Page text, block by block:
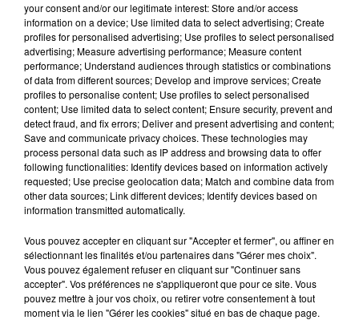
public comme un "séducteur romantique", sans attache
sentimentale sérieuse, et cette situation oblige le couple à
se cacher. Après cinq ans, France Gall ne supporte plus la vie
que Julien Clerc lui propose et finit par le quitter.
France, nous avions 20 ans, des bonheurs, des chagrins.
Une part de ma vie s'en va avec toi. Julien
— Julien Clerc (@JulienClerc_Off)7 janvier 2018
En 1973, la chanteuse rencontre Michel Berger. En 1974, il lui
écrit les paroles du titre « La déclaration d’amour », un
morceau qui relancera durablement la carrière de France
piano debout », « Résiste », « Évidemment »…
your consent and/or our legitimate interest: Store and/or access
information on a device; Use limited data to select advertising; Create
profiles for personalised advertising; Use profiles to select personalised
advertising; Measure advertising performance; Measure content
performance; Understand audiences through statistics or combinations
of data from different sources; Develop and improve services; Create
profiles to personalise content; Use profiles to select personalised
content; Use limited data to select content; Ensure security, prevent and
detect fraud, and fix errors; Deliver and present advertising and content;
Save and communicate privacy choices. These technologies may
process personal data such as IP address and browsing data to offer
following functionalities: Identify devices based on information actively
requested; Use precise geolocation data; Match and combine data from
other data sources; Link different devices; Identify devices based on
information transmitted automatically.
Vous pouvez accepter en cliquant sur "Accepter et fermer", ou affiner en
sélectionnant les finalités et/ou partenaires dans "Gérer mes choix".
Vous pouvez également refuser en cliquant sur "Continuer sans
accepter". Vos préférences ne s'appliqueront que pour ce site. Vous
pouvez mettre à jour vos choix, ou retirer votre consentement à tout
moment via le lien "Gérer les cookies" situé en bas de chaque page.